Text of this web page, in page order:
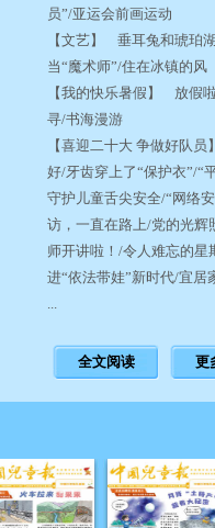
员”/亚运会前画运动
【文艺】 垂耳兔和琥珀
当“魔术师”/住在冰镇的风
【我的快乐暑假】 放假
寻/书海漫游
【喜迎二十大 争做好队
好/牙齿穿上了“保护衣”/“
守护儿童舌尖安全/“网络
访，一直在路上/党的光
师开讲啦！/令人难忘的
进“依法带娃”新时代/宜
...
全文阅读 更